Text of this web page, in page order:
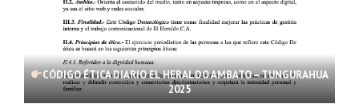
CÓDIGO ÉTICA DIARIO EL HERALDO AMBATO – TUNGURAHUA
2025